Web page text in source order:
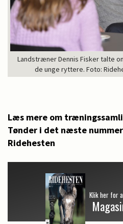
Landstræner Dennis Fisker talte
de unge ryttere. Foto:
Læs mere om
Tønder i det næste
Ridehesten
Klik her for